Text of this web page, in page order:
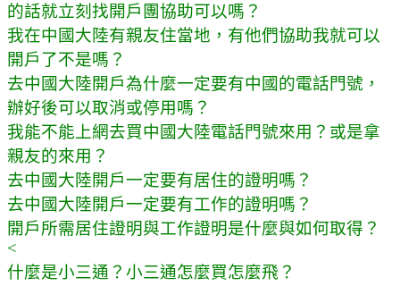
的話就立刻找開戶團協助可以嗎？
我在中國大陸有親友住當地，有他們協助我就可以
開戶了不是嗎？
去中國大陸開戶為什麼一定要有中國的電話門號，
辦好後可以取消或停用嗎？
我能不能上網去買中國大陸電話門號來用？或是拿
親友的來用？
去中國大陸開戶一定要有居住的證明嗎？
去中國大陸開戶一定要有工作的證明嗎？
開戶所需居住證明與工作證明是什麼與如何取得？
<
什麼是小三通？小三通怎麼買怎麼飛？